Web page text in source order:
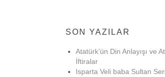
SON YAZILAR
Atatürk’ün Din Anlayışı ve
İftiralar
Isparta Veli baba Sultan